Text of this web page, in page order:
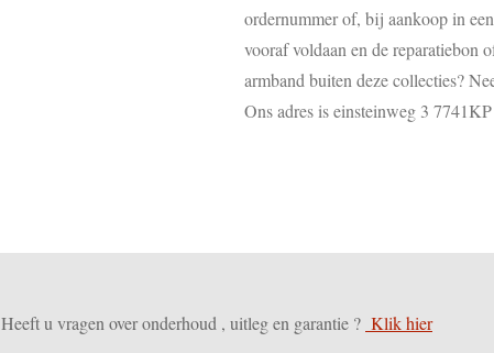
ordernummer of, bij aankoop in
vooraf voldaan en de reparatiebon
armband buiten deze collecties?
Ons adres is einsteinweg 3
Heeft u vragen over onderhoud , uitleg en garantie ? Klik hier